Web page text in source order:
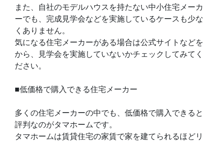
また、自社のモデルハウスを持たない中小住宅メーカ
ーでも、完成見学会などを実施しているケースも少な
くありません。
気になる住宅メーカーがある場合は公式サイトなどを
から、見学会を実施していないかチェックしてみてく
ださい。
■低価格で購入できる住宅メーカー
多くの住宅メーカーの中でも、低価格で購入できると
評判なのがタマホームです。
タマホームは賃貸住宅の家賃で家を建てられるほどリ